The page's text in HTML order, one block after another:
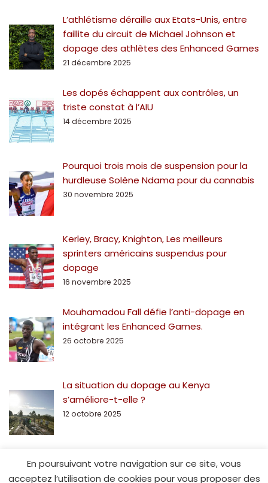
L’athlétisme déraille aux Etats-Unis, entre
faillite du circuit de Michael Johnson et
dopage des athlètes des Enhanced Games
21 décembre 2025
Les dopés échappent aux contrôles, un
triste constat à l’AIU
14 décembre 2025
Pourquoi trois mois de suspension pour la
hurdleuse Solène Ndama pour du cannabis
30 novembre 2025
Kerley, Bracy, Knighton, Les meilleurs
sprinters américains suspendus pour
dopage
16 novembre 2025
Mouhamadou Fall défie l’anti-dopage en
intégrant les Enhanced Games.
26 octobre 2025
La situation du dopage au Kenya
s’améliore-t-elle ?
12 octobre 2025
En poursuivant votre navigation sur ce site, vous
acceptez l’utilisation de cookies pour vous proposer des